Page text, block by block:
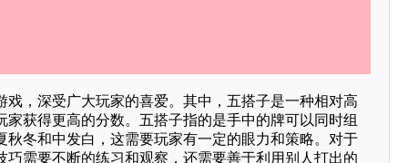
戏，深受广大玩家的喜爱。其中，五搭子是一种相对高
家获得更高的分数。五搭子指的是手中的牌可以同时组
秋冬和中发白，这需要玩家有一定的眼力和策略。对于
巧需要不断的练习和观察，还需要善于利用别人打出的